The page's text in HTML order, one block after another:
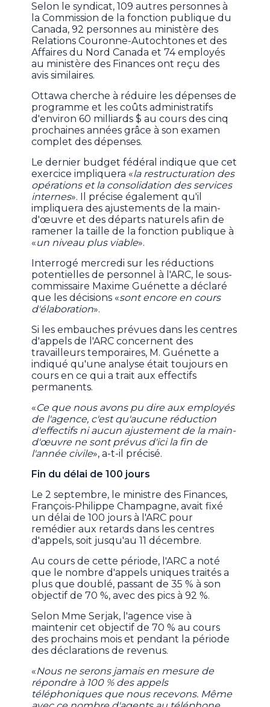
Selon le syndicat, 109 autres personnes à
la Commission de la fonction publique du
Canada, 92 personnes au ministère des
Relations Couronne-Autochtones et des
Affaires du Nord Canada et 74 employés
au ministère des Finances ont reçu des
avis similaires.
Ottawa cherche à réduire les dépenses de
programme et les coûts administratifs
d'environ 60 milliards $ au cours des cinq
prochaines années grâce à son examen
complet des dépenses.
Le dernier budget fédéral indique que cet
exercice impliquera «la restructuration des
opérations et la consolidation des services
internes». Il précise également qu'il
impliquera des ajustements de la main-
d'œuvre et des départs naturels afin de
ramener la taille de la fonction publique à
«un niveau plus viable».
Interrogé mercredi sur les réductions
potentielles de personnel à l'ARC, le sous-
commissaire Maxime Guénette a déclaré
que les décisions «sont encore en cours
d'élaboration».
Si les embauches prévues dans les centres
d'appels de l'ARC concernent des
travailleurs temporaires, M. Guénette a
indiqué qu'une analyse était toujours en
cours en ce qui a trait aux effectifs
permanents.
«Ce que nous avons pu dire aux employés
de l'agence, c'est qu'aucune réduction
d'effectifs ni aucun ajustement de la main-
d'œuvre ne sont prévus d'ici la fin de
l'année civile», a-t-il précisé.
Fin du délai de 100 jours
Le 2 septembre, le ministre des Finances,
François-Philippe Champagne, avait fixé
un délai de 100 jours à l'ARC pour
remédier aux retards dans les centres
d'appels, soit jusqu'au 11 décembre.
Au cours de cette période, l'ARC a noté
que le nombre d'appels uniques traités a
plus que doublé, passant de 35 % à son
objectif de 70 %, avec des pics à 92 %.
Selon Mme Serjak, l'agence vise à
maintenir cet objectif de 70 % au cours
des prochains mois et pendant la période
des déclarations de revenus.
«Nous ne serons jamais en mesure de
répondre à 100 % des appels
téléphoniques que nous recevons. Même